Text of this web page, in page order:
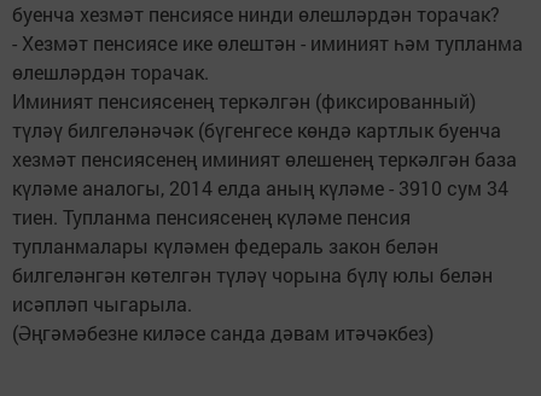
буенча хезмәт пенсиясе нинди өлешләрдән торачак?
- Хезмәт пенсиясе ике өлештән - иминият һәм тупланма
өлешләрдән торачак.
Иминият пенсиясенең теркәлгән (фиксированный)
түләү билгеләнәчәк (бүгенгесе көндә картлык буенча
хезмәт пенсиясенең иминият өлешенең теркәлгән база
күләме аналогы, 2014 елда аның күләме - 3910 сум 34
тиен. Тупланма пенсиясенең күләме пенсия
тупланмалары күләмен федераль закон белән
билгеләнгән көтелгән түләү чорына бүлү юлы белән
исәпләп чыгарыла.
(Әңгәмәбезне киләсе санда дәвам итәчәкбез)